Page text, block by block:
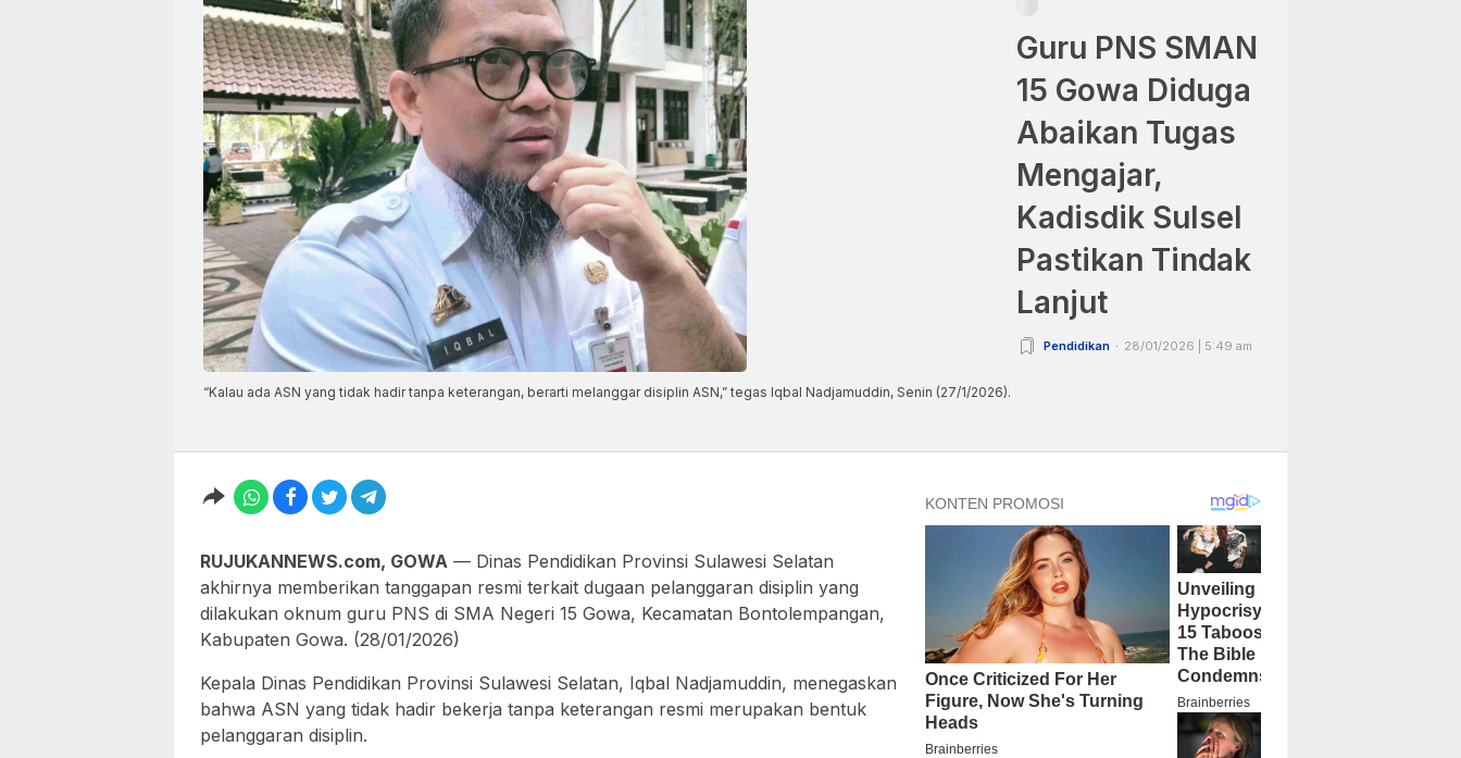
“Kalau ada ASN yang tidak hadir tanpa keterangan, berarti melanggar disiplin ASN,” tegas Iqbal Nadjamuddin, Senin (27/1/2026).
Guru PNS SMAN
15 Gowa Diduga
Abaikan Tugas
Mengajar,
Kadisdik Sulsel
Pastikan Tindak
Lanjut
Pendidikan 28/01/2026 | 5:49 am
RUJUKANNEWS.com, GOWA — Dinas Pendidikan Provinsi Sulawesi Selatan
akhirnya memberikan tanggapan resmi terkait dugaan pelanggaran disiplin yang
dilakukan oknum guru PNS di SMA Negeri 15 Gowa, Kecamatan Bontolempangan,
Kabupaten Gowa. (28/01/2026)
Kepala Dinas Pendidikan Provinsi Sulawesi Selatan, Iqbal Nadjamuddin, menegaskan
bahwa ASN yang tidak hadir bekerja tanpa keterangan resmi merupakan bentuk
pelanggaran disiplin.